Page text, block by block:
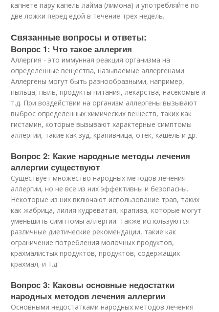
капнете пару капель лайма (лимона) и употребляйте по
две ложки перед едой в течение трех недель.
Связанные вопросы и ответы:
Вопрос 1: Что такое аллергия
Аллергия - это иммунная реакция организма на
определенные вещества, называемые аллергенами.
Аллергены могут быть разнообразными, например,
пыльца, пыль, продукты питания, лекарства, насекомые и
т.д. При воздействии на организм аллергены вызывают
выброс определенных химических веществ, таких как
гистамин, которые вызывают характерные симптомы
аллергии, такие как зуд, крапивница, отёк, кашель и др.
Вопрос 2: Какие народные методы лечения
аллергии существуют
Существует множество народных методов лечения
аллергии, но не все из них эффективны и безопасны.
Некоторые из них включают использование трав, таких
как жабрица, лилия кудреватая, крапива, которые могут
уменьшить симптомы аллергии. Также используются
различные диетические рекомендации, такие как
ограничение потребления молочных продуктов,
крахмалистых продуктов, продуктов, содержащих
крахмал, и т.д.
Вопрос 3: Каковы основные недостатки
народных методов лечения аллергии
Основными недостатками народных методов лечения